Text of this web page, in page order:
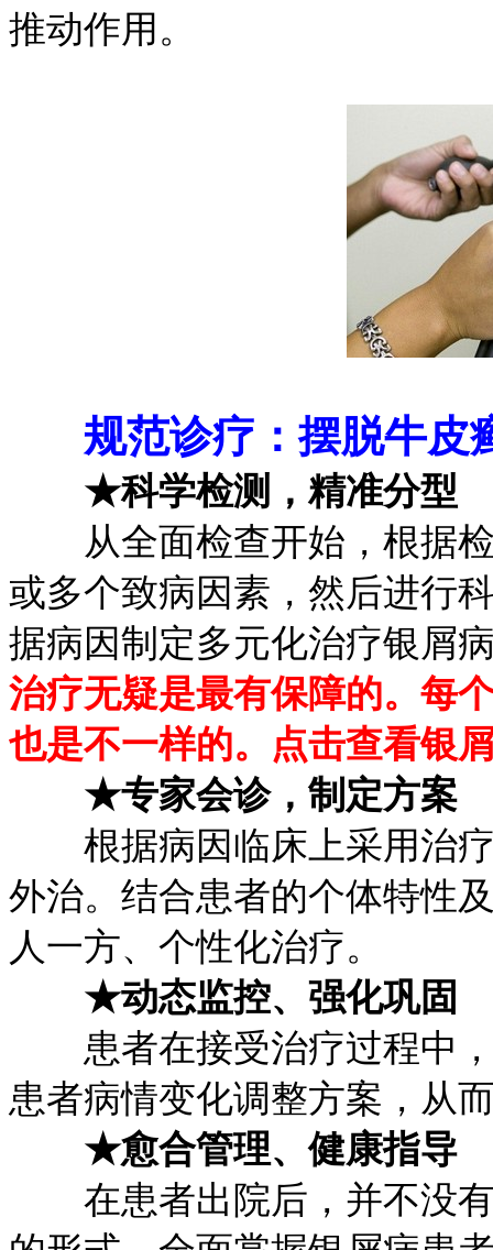
推动作用。
规范诊疗：摆脱牛皮
★科学检测，精准分型
从全面检查开始，根据检
或多个致病因素，然后进行
据病因制定多元化治疗银屑
治疗无疑是最有保障的。每
也是不一样的。点击查看银
★专家会诊，制定方案
根据病因临床上采用治疗
外治。结合患者的个体特性
人一方、个性化治疗。
★动态监控、强化巩固
患者在接受治疗过程中，
患者病情变化调整方案，从
★愈合管理、健康指导
在患者出院后，并不没有